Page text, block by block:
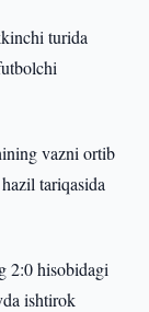
turida
vazni ortib
tariqasida
2:0 hisobidagi
ishtirok